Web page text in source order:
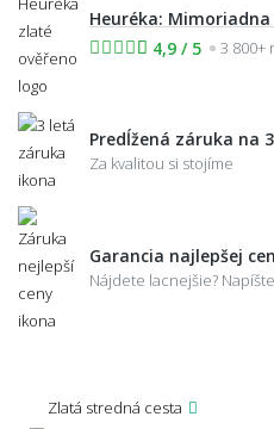
Heuréka:
4,9 / 5
3 800+
Predĺžená záruka na
Za kvalitou si stojíme
Garancia najlepšej
Nájdete lacnejšie?
Zlatá stredná cesta